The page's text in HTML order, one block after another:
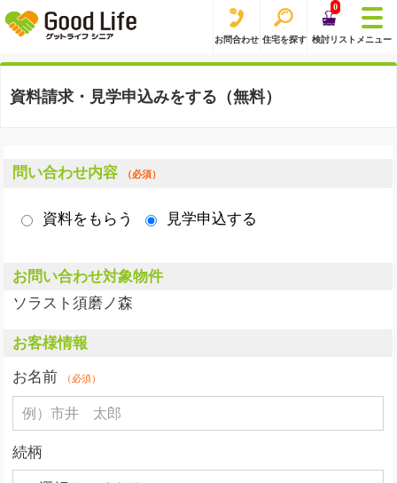
お問合わせ 住宅を探す
0
検討リスト メニュー
資料請求・見学申込みをする（無料）
問い合わせ内容 （必須）
資料をもらう 見学申込する
お問い合わせ対象物件
ソラスト須磨ノ森
お客様情報
お名前
（必須）
続柄